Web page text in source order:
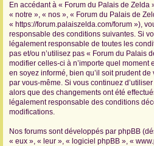
En accédant à « Forum du Palais de
« notre », « nos », « Forum du Palais de
« https://forum.palaiszelda.com/forum »),
responsable des conditions suivantes. Si
légalement responsable de toutes les
pas et/ou n’utilisez pas « Forum du Palais
modifier celles-ci à n’importe quel moment
en soyez informé, bien qu’il soit prudent
par vous-même. Si vous continuez
alors que des changements ont été
légalement responsable des conditions
modifications.
Nos forums sont développés par phpBB
« eux », « leur », « logiciel phpBB », «